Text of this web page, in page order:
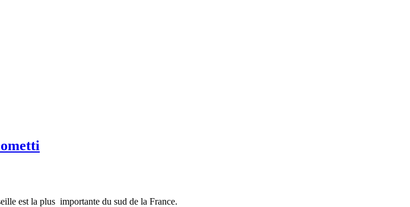
est la plus importante du sud de la France.